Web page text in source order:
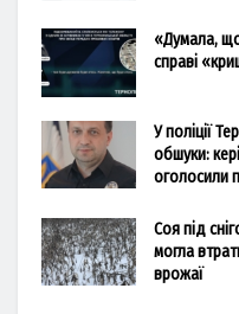
«Думала,
справі
У поліції
обшуки:
оголосили
Соя під
могла
врожаї